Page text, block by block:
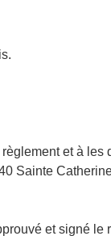
et à les
Sainte
et signé le